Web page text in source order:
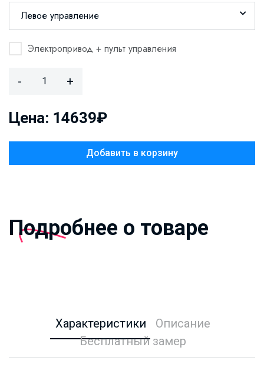
Левое управление
Электропривод + пульт управления
- +
Цена: 14639₽
Добавить в корзину
Подробнее о товаре
Характеристики
Описание
Бесплатный замер